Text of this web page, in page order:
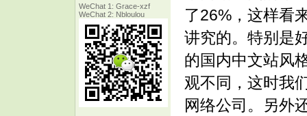
WeChat 1: Grace-xzf
WeChat 2: Nbloulou
了26%，这样看
讲究的。特别是
的国内中文站风
观不同，这时我
网络公司。另外